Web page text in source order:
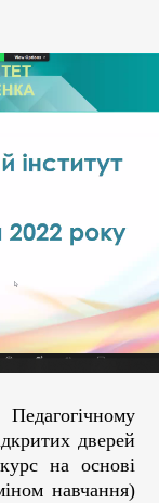
дверей
на основі
навчання)